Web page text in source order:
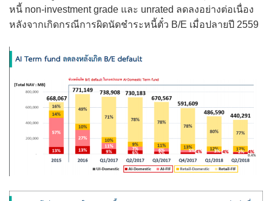
หนี้ non-investment grade และ unrated ลดลงอย่างต่อเนื่อง
หลังจากเกิดกรณีการผิดนัดชำระหนี้ตั๋ว B/E เมื่อปลายปี 2559